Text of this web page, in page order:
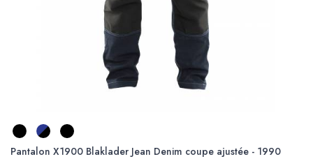
Pantalon X1900 Blaklader Jean Denim coupe ajustée - 1990